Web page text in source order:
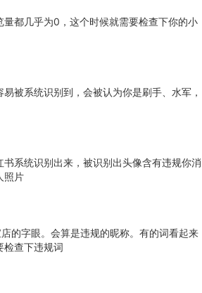
都几乎为0，这个时候就需要检查下你的小
被系统识别到，会被认为你是刷手、水军，
系统识别出来，被识别出头像含有违规你消
照片
的字眼。会算是违规的昵称。有的词看起来
检查下违规词